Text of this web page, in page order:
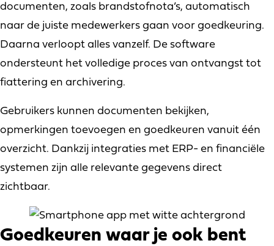
documenten, zoals brandstofnota’s, automatisch
naar de juiste medewerkers gaan voor goedkeuring.
Daarna verloopt alles vanzelf. De software
ondersteunt het volledige proces van ontvangst tot
fiattering en archivering.
Gebruikers kunnen documenten bekijken,
opmerkingen toevoegen en goedkeuren vanuit één
overzicht. Dankzij integraties met ERP- en financiële
systemen zijn alle relevante gegevens direct
zichtbaar.
Goedkeuren waar je ook bent